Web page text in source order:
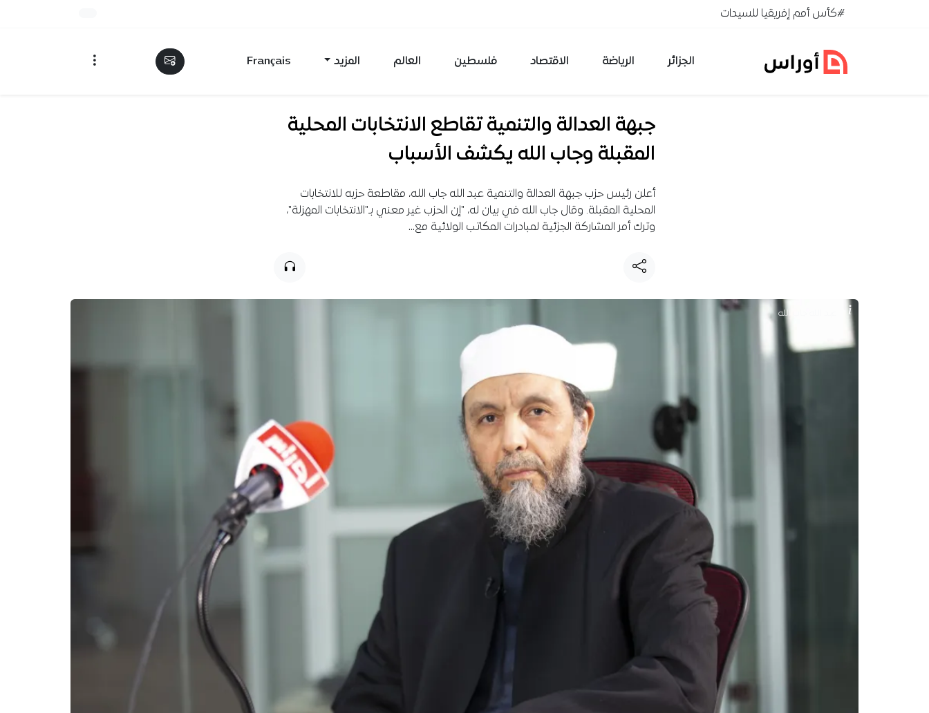
تخطي إلى المحتوى#كأس أمم إفريقيا للسيدات
الجزائر الرياضة الاقتصاد فلسطين العالم المزيد Français
جبهة العدالة والتنمية تقاطع الانتخابات المحلية
المقبلة وجاب الله يكشف الأسباب
أعلن رئيس حزب جبهة العدالة والتنمية عبد الله جاب الله، مقاطعة حزبه للانتخابات
المحلية المقبلة. وقال جاب الله في بيان له، "إن الحزب غير معني بـ"الانتخابات المهزلة"،
وترك أمر المشاركة الجزئية لمبادرات المكاتب الولائية مع…
عبد الله جاب الله